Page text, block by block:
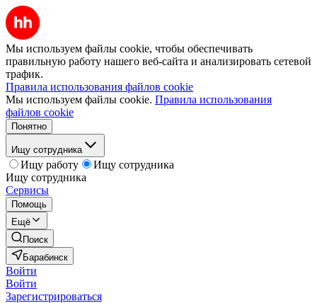
Мы используем файлы cookie, чтобы обеспечивать
правильную работу нашего веб-сайта и анализировать сетевой
трафик.
Правила использования файлов cookie
Мы используем файлы cookie. Правила использования
файлов cookie
Понятно
Ищу сотрудника
Ищу работу
Ищу сотрудника
Ищу сотрудника
Сервисы
Помощь
Ещё
Поиск
Барабинск
Войти
Войти
Зарегистрироваться